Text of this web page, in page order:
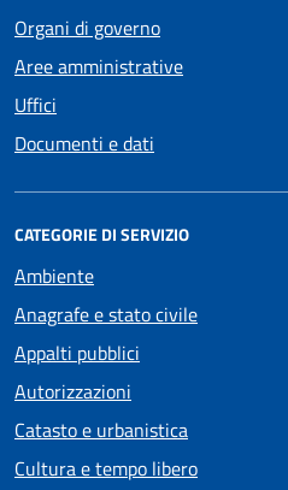
Organi di governo
Aree amministrative
Uffici
Documenti e dati
CATEGORIE DI SERVIZIO
Ambiente
Anagrafe e stato civile
Appalti pubblici
Autorizzazioni
Catasto e urbanistica
Cultura e tempo libero